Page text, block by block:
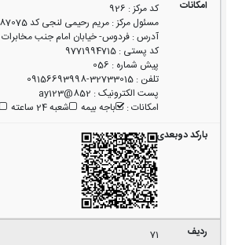
کد مرکز:
926
مسئول مرکز:مریم رحیمی لنجی کد 287075
آدرس:فردوس- خیابان امام جنب مخابرات
کد پستی :
9771994715
پیش شماره :
056
تلفن :
32733015-09156693998
پست الکترونیک:
852@ay123
امکانات: باجه بیمه شعبه 24 ساعته
71